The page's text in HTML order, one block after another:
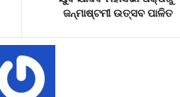
ଜନ୍ମାଷ୍ଟମୀ ଉତ୍ସବ ପାଳିତ